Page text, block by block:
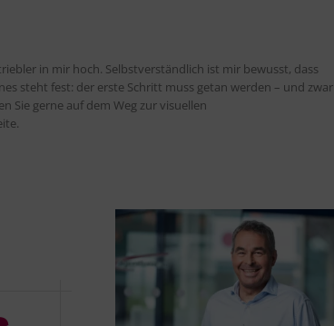
in mir hoch. Selbstverständlich ist mir bewusst, dass
steht fest: der erste Schritt muss getan werden – und zwar
Sie gerne auf dem Weg zur visuellen